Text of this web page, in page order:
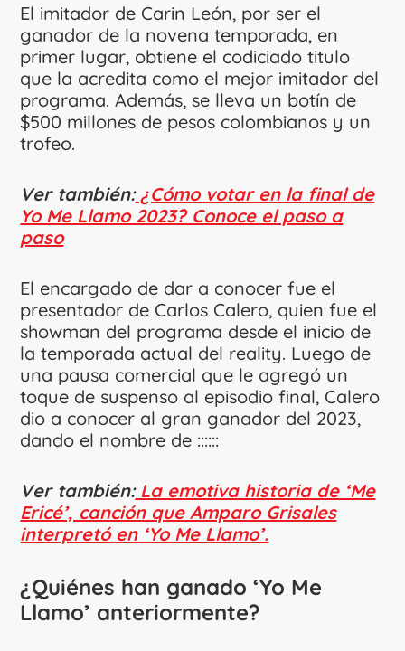
El imitador de Carin León, por ser el
ganador de la novena temporada, en
primer lugar, obtiene el codiciado titulo
que la acredita como el mejor imitador del
programa. Además, se lleva un botín de
$500 millones de pesos colombianos y un
trofeo.
Ver también:¿Cómo votar en la final de
Yo Me Llamo 2023? Conoce el paso a
paso
El encargado de dar a conocer fue el
presentador de Carlos Calero, quien fue el
showman del programa desde el inicio de
la temporada actual del reality. Luego de
una pausa comercial que le agregó un
toque de suspenso al episodio final, Calero
dio a conocer al gran ganador del 2023,
dando el nombre de ::::::
Ver también:La emotiva historia de ‘Me
Ericé’, canción que Amparo Grisales
interpretó en ‘Yo Me Llamo’.
¿Quiénes han ganado ‘Yo Me
Llamo’ anteriormente?